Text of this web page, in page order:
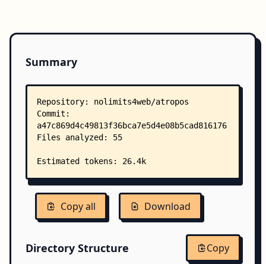
Summary
Copy all Download
Directory Structure Copy